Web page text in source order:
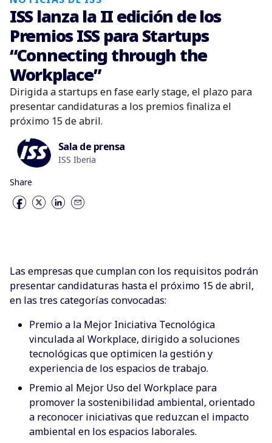
ISS lanza la II edición de los
Premios ISS para Startups
“Connecting through the
Workplace”
Dirigida a startups en fase early stage, el plazo para
presentar candidaturas a los premios finaliza el
próximo 15 de abril.
Sala de prensa
ISS Iberia
Share
Las empresas que cumplan con los requisitos podrán
presentar candidaturas hasta el próximo 15 de abril,
en las tres categorías convocadas:
Premio a la Mejor Iniciativa Tecnológica
vinculada al Workplace, dirigido a soluciones
tecnológicas que optimicen la gestión y
experiencia de los espacios de trabajo.
Premio al Mejor Uso del Workplace para
promover la sostenibilidad ambiental, orientado
a reconocer iniciativas que reduzcan el impacto
ambiental en los espacios laborales.